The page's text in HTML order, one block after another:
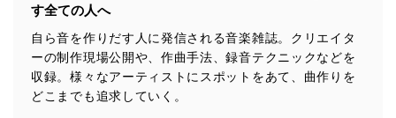
す全ての人へ
自ら音を作りだす人に発信される音楽雑誌。クリエイタ
ーの制作現場公開や、作曲手法、録音テクニックなどを
収録。様々なアーティストにスポットをあて、曲作りを
どこまでも追求していく。